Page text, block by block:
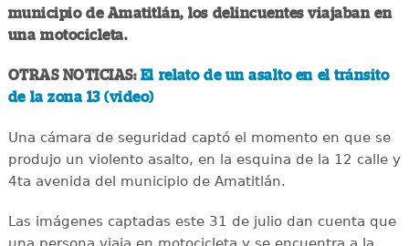
municipio de Amatitlán, los delincuentes viajaban en
una motocicleta.
OTRAS NOTICIAS: El relato de un asalto en el tránsito
de la zona 13 (video)
Una cámara de seguridad captó el momento en que se
produjo un violento asalto, en la esquina de la 12 calle y
4ta avenida del municipio de Amatitlán.
Las imágenes captadas este 31 de julio dan cuenta que